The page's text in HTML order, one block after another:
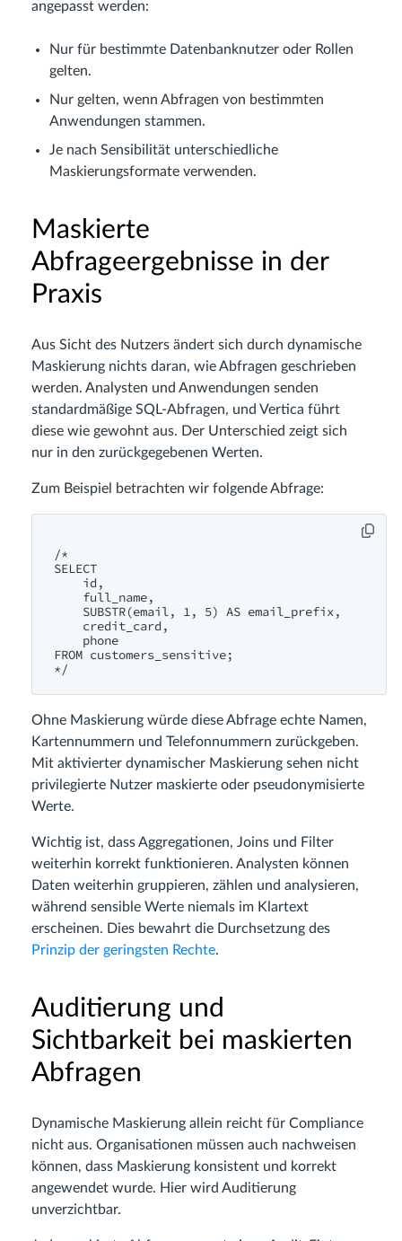
angepasst werden:
Nur für bestimmte Datenbanknutzer oder Rollen
gelten.
Nur gelten, wenn Abfragen von bestimmten
Anwendungen stammen.
Je nach Sensibilität unterschiedliche
Maskierungsformate verwenden.
Maskierte
Abfrageergebnisse in der
Praxis
Aus Sicht des Nutzers ändert sich durch dynamische
Maskierung nichts daran, wie Abfragen geschrieben
werden. Analysten und Anwendungen senden
standardmäßige SQL-Abfragen, und Vertica führt
diese wie gewohnt aus. Der Unterschied zeigt sich
nur in den zurückgegebenen Werten.
Zum Beispiel betrachten wir folgende Abfrage:
/*
SELECT
    id,
    full_name,
    SUBSTR(email, 1, 5) AS email_prefix,
    credit_card,
    phone
FROM customers_sensitive;
Ohne Maskierung würde diese Abfrage echte Namen,
Kartennummern und Telefonnummern zurückgeben.
Mit aktivierter dynamischer Maskierung sehen nicht
privilegierte Nutzer maskierte oder pseudonymisierte
Werte.
Wichtig ist, dass Aggregationen, Joins und Filter
weiterhin korrekt funktionieren. Analysten können
Daten weiterhin gruppieren, zählen und analysieren,
während sensible Werte niemals im Klartext
erscheinen. Dies bewahrt die Durchsetzung des
Prinzip der geringsten Rechte.
Auditierung und
Sichtbarkeit bei maskierten
Abfragen
Dynamische Maskierung allein reicht für Compliance
nicht aus. Organisationen müssen auch nachweisen
können, dass Maskierung konsistent und korrekt
angewendet wurde. Hier wird Auditierung
unverzichtbar.